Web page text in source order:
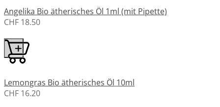
Angelika Bio ätherisches Öl 1ml (mit Pipette)
CHF 18.50
Lemongras Bio ätherisches Öl 10ml
CHF 16.20